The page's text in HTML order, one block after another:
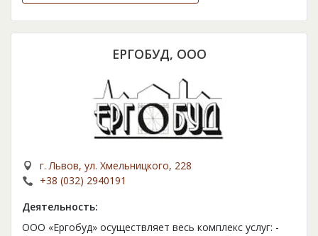
ЕРГОБУД, ООО
г. Львов, ул. Хмельницкого, 228
+38 (032) 2940191
Деятельность:
ООО «Ергобуд» осуществляет весь комплекс услуг: -